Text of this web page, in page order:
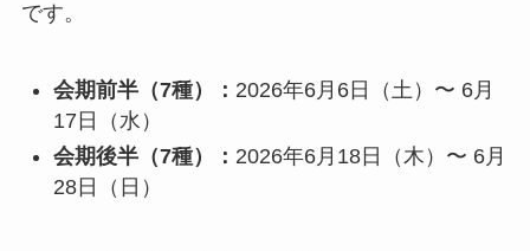
です。
会期前半（7種）： 2026年6月6日（土）〜 6月
17日（水）
会期後半（7種）： 2026年6月18日（木）〜 6月
28日（日）